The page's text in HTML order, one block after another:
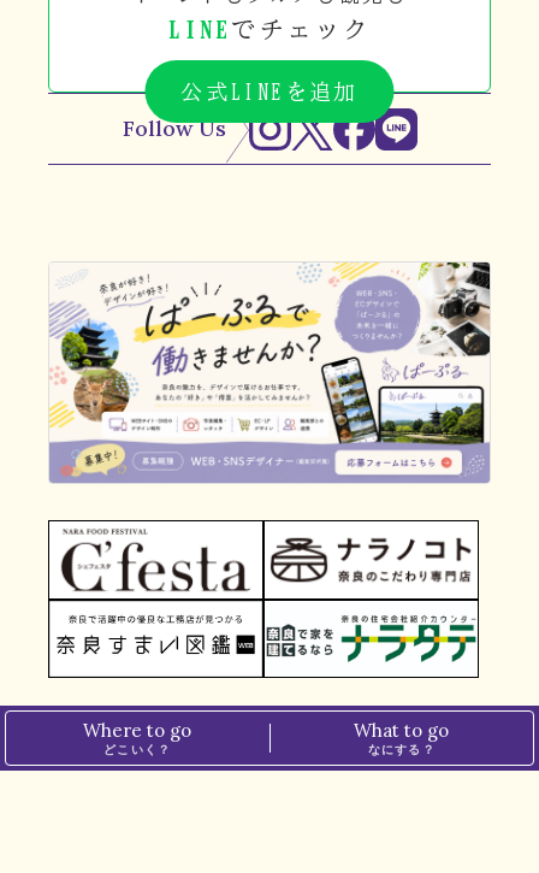
LINE でチェック
公式LINEを追加
Follow Us
Where to go
どこいく？
What to go
なにする？